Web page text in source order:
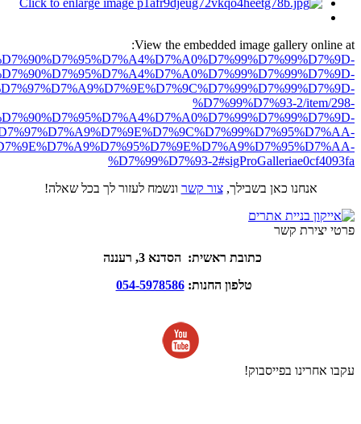
View the embedded image gallery online at:
%D7%99%D7%93-2/item/298-
%D7%99%D7%93-2#sigProGalleriae0cf4093fa
אנחנו כאן בשבילך,צור קשר ונשמח לעזור לך בכל שאלה!
פרטי יצירת קשר
כתובת ראשית: הסדנא 3, רעננה
טלפון החנות:054-5978586
עקבו אחרינו בפייסבוק!